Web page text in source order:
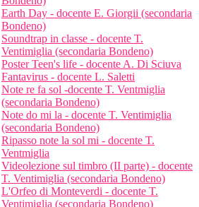
Earth Day - docente E. Giorgii (secondaria
Bondeno)
Soundtrap in classe - docente T.
Ventimiglia (secondaria Bondeno)
Poster Teen's life - docente A. Di Sciuva
Fantavirus - docente L. Saletti
Note re fa sol -docente T. Ventmiglia
(secondaria Bondeno)
Note do mi la - docente T. Ventimiglia
(secondaria Bondeno)
Ripasso note la sol mi - docente T.
Ventmiglia
Videolezione sul timbro (II parte) - docente
T. Ventimiglia (secondaria Bondeno)
L'Orfeo di Monteverdi - docente T.
Ventimiglia (secondaria Bondeno)